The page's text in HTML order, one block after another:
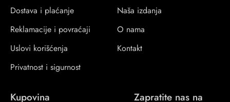
Dostava i plaćanje
Reklamacije i povraćaji
Uslovi korišćenja
Privatnost i sigurnost
Naša izdanja
O nama
Kontakt
Kupovina
Zapratite nas na